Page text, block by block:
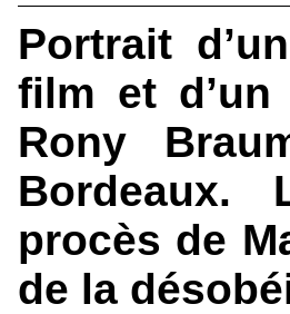
Portrait
film et
Rony
Bordeaux.
procès de
de la